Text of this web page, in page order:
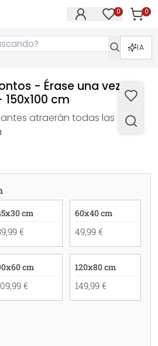
0 0
IA
- Érase una vez
cm
atraerán todas las
cm
€
60x40 cm
49,99 €
cm
€
120x80 cm
149,99 €